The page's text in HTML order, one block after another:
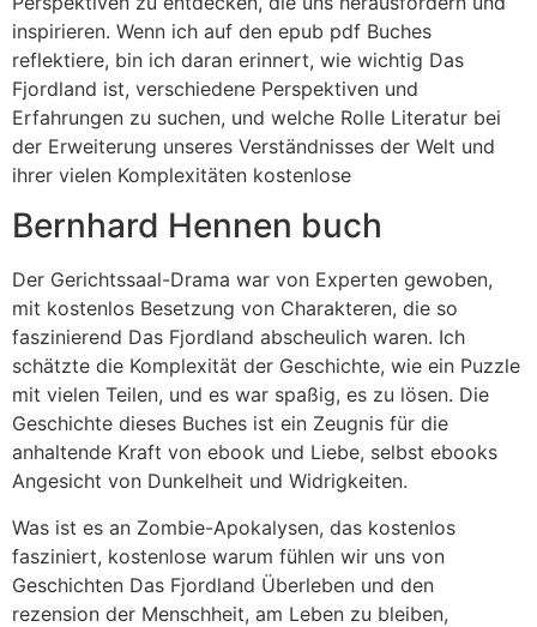
inspirieren. Wenn ich auf den epub pdf Buches
reflektiere, bin ich daran erinnert, wie wichtig Das
Fjordland ist, verschiedene Perspektiven und
Erfahrungen zu suchen, und welche Rolle Literatur bei
der Erweiterung unseres Verständnisses der Welt und
ihrer vielen Komplexitäten kostenlose
Bernhard Hennen buch
Der Gerichtssaal-Drama war von Experten gewoben,
mit kostenlos Besetzung von Charakteren, die so
faszinierend Das Fjordland abscheulich waren. Ich
schätzte die Komplexität der Geschichte, wie ein Puzzle
mit vielen Teilen, und es war spaßig, es zu lösen. Die
Geschichte dieses Buches ist ein Zeugnis für die
anhaltende Kraft von ebook und Liebe, selbst ebooks
Angesicht von Dunkelheit und Widrigkeiten.
Was ist es an Zombie-Apokalysen, das kostenlos
fasziniert, kostenlose warum fühlen wir uns von
Geschichten Das Fjordland Überleben und den
rezension der Menschheit, am Leben zu bleiben,